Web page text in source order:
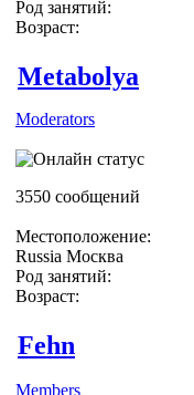
Род занятий:
Возраст:
Metabolya
Moderators
3550 сообщений
Местоположение:
Russia Москва
Род занятий:
Возраст:
Fehn
Members